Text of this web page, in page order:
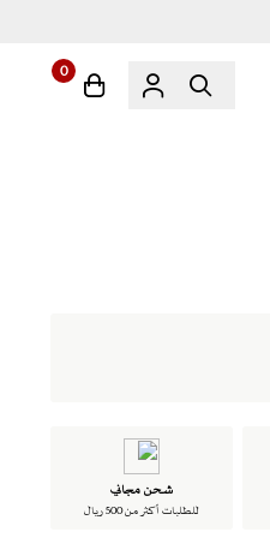
0
شحن مجاني
للطلبات أكثر من 500 ريال